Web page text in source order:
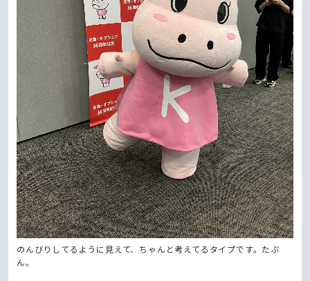
のんびりしてるように見えて、ちゃんと考えてるタイプです。たぶ
ん。